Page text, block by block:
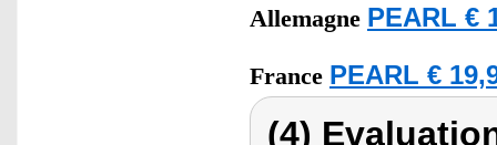
Allemagne PEARL €
France PEARL €
(4)